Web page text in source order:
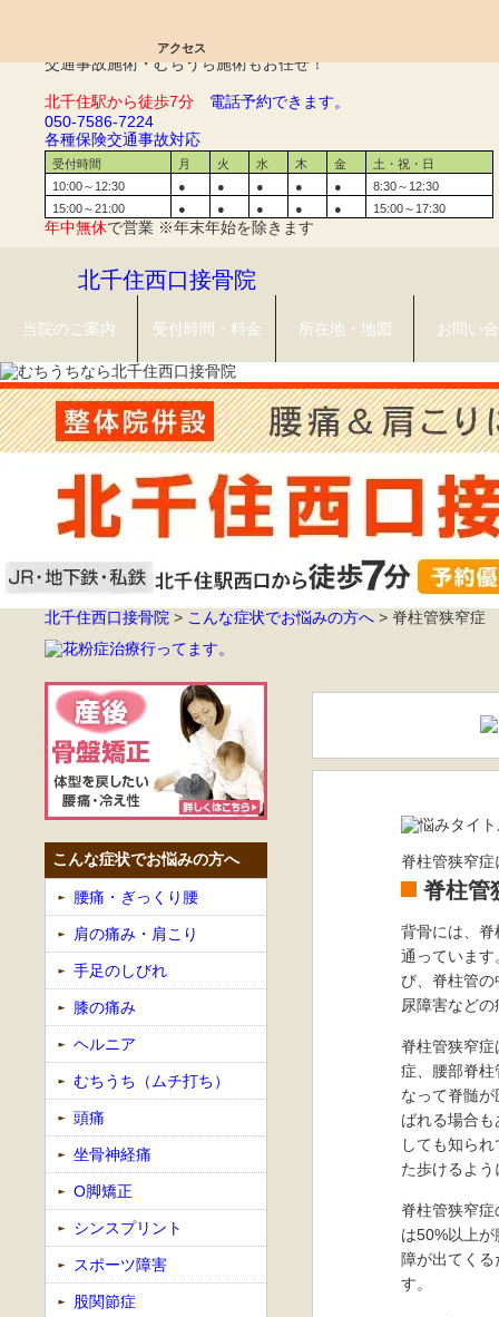
脊柱管狭窄症｜北千住西口接骨院
交通事故施術・むちうち施術もお任せ！
北千住駅から徒歩7分 電話予約できます。
050-7586-7224
各種保険交通事故対応
受付時間 月 火 水 木 金
土・祝・日
10:00～12:30
● ● ● ● ●
8:30～12:30
15:00～21:00
● ● ● ● ● 15:00～17:30
年中無休で営業 ※年末年始を除きます
アクセス
北千住西口接骨院
当院のご案内 受付時間・料金 所在地・地図 お問い
北千住西口接骨院 > こんな症状でお悩みの方へ > 脊柱管狭窄症
脊柱管狭窄症
脊柱管
背骨には、
通っていま
び、脊柱管
尿障害など
脊柱管狭窄
症、腰部脊
なって脊髄
ばれる場合
しても知ら
た歩けるよ
脊柱管狭窄
は50%以上
障が出てく
す。
こんな症状でお悩みの方へ
腰痛・ぎっくり腰
肩の痛み・肩こり
手足のしびれ
膝の痛み
ヘルニア
むちうち（ムチ打ち）
頭痛
坐骨神経痛
O脚矯正
シンスプリント
スポーツ障害
股関節症